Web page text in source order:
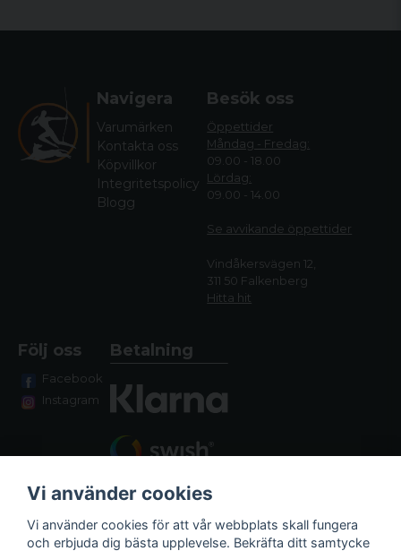
Navigera
Varumärken
Kontakta oss
Köpvillkor
Integritetspolicy
Blogg
Besök oss
Öppettider
Måndag - Fredag:
09.00 - 18.00
Lördag:
09.00 - 14.00
Se avvikande öppettider
Vindåkersvägen 12,
311 50 Falkenberg
Hitta hit
Följ oss
Facebook
Instagram
Betalning
Vi använder cookies
Vi använder cookies för att vår webbplats skall fungera
och erbjuda dig bästa upplevelse. Bekräfta ditt samtycke